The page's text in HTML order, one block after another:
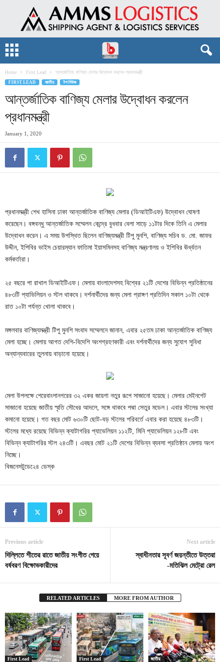
Home First Lead আন্তর্জাতিক বাণিজ্য মেলার ‍উদ্বোধন করলেন প্রধানমন্ত্রী
FIRST LEAD জাতীয় টপ নিউজ
আন্তর্জাতিক বাণিজ্য মেলার ‍উদ্বোধন করলেন
প্রধানমন্ত্রী
January 1, 2020
প্রধানমন্ত্রী শেখ হাসিনা ঢাকা আন্তর্জাতিক বাণিজ্য মেলার (ডিআইটিএফ) উদ্বোধন ঘোষণা
করেছেন। বঙ্গবন্ধু আন্তর্জাতিক সম্মেলন কেন্দ্রে বুধবার বেলা সাড়ে ১১টার দিকে তিনি এ মেলার
উদ্বোধন করেন। এ সময় উপস্থিত ছিলেন বাণিজ্যমন্ত্রী টিপু মুনশি, বাণিজ্য সচিব ড. মো. জাফর
উদ্দীন, ইপিবির ভাইস চেয়ারম্যান ফাতিমা ইয়াসমিনসহ বাণিজ্য মন্ত্রণালয় ও ইপিবির ঊর্ধ্বতন
কর্মকর্তারা।
২৫ বছরে পা রাখাল ডিআইটিএফ। মেলায় বাংলাদেশসহ বিশ্বের ২১টি দেশের বিভিন্ন প্রতিষ্ঠানের
৪৮৩টি প্যাভিলিয়ন ও স্টল থাকবে। দর্শনার্থীদের জন্য মেলা প্রাঙ্গণ প্রতিদিন সকাল ১০টা থেকে
রাত ১০টা পর্যন্ত খোলা থাকবে।
মঙ্গলবার বাণিজ্যমন্ত্রী টিপু মুনশি সংবাদ সম্মেলনে জানান, এবার ২৫তম ঢাকা আন্তর্জাতিক বাণিজ্য
মেলা হচ্ছে। মেলায় আগত দেশি-বিদেশি অংশগ্রহণকারী এবং দর্শনার্থীদের জন্য সুযোগ সুবিধা
অন্যান্যবারের তুলনায় বাড়ানো হয়েছে।
মেলা উপলক্ষে শেরেবাংলানগরের ৩২ একর জায়গা নতুর রূপে সাজানো হয়েছে। মেলার মেইনগেট
সাজানো হয়েছে জাতীয় স্মৃতি সৌধের আদলে, সঙ্গে থাকবে পদ্মা সেতুর মডেল। এবার স্টলের সংখ্যা
কমানো হয়েছে। গত বছর মোট ৬৩০টি ছোট-বড় স্টলের পরিবর্তে এবার করা হয়েছে ৪৮৩টি।
স্টলের মধ্যে রয়েছে বিভিন্ন ক্যাটাগরির প্যাভেলিয়ন ১১২টি, মিনি প্যাভেলিয়ন ১২৮টি এবং
বিভিন্ন ক্যাটাগরির স্টল ২৪৩টি। এবছর মোট ২১টি দেশের বিভিন্ন ব্যবসা প্রতিষ্ঠান মেলায় অংশ
নিচ্ছে।
বিজনেসটুডে২ে৪ ডেস্ক
Previous article
দিল্লিতে শীতের রাতে জাতীয় সংগীত গেয়ে
বর্ষবরণ বিক্ষোভকারীদের
Next article
স্বাধীনতার সূবর্ণ জয়ন্তীতে উত্তরা
-মতিঝিল মেট্রো রেল
RELATED ARTICLES MORE FROM AUTHOR
First Lead First Lead জাতীয়